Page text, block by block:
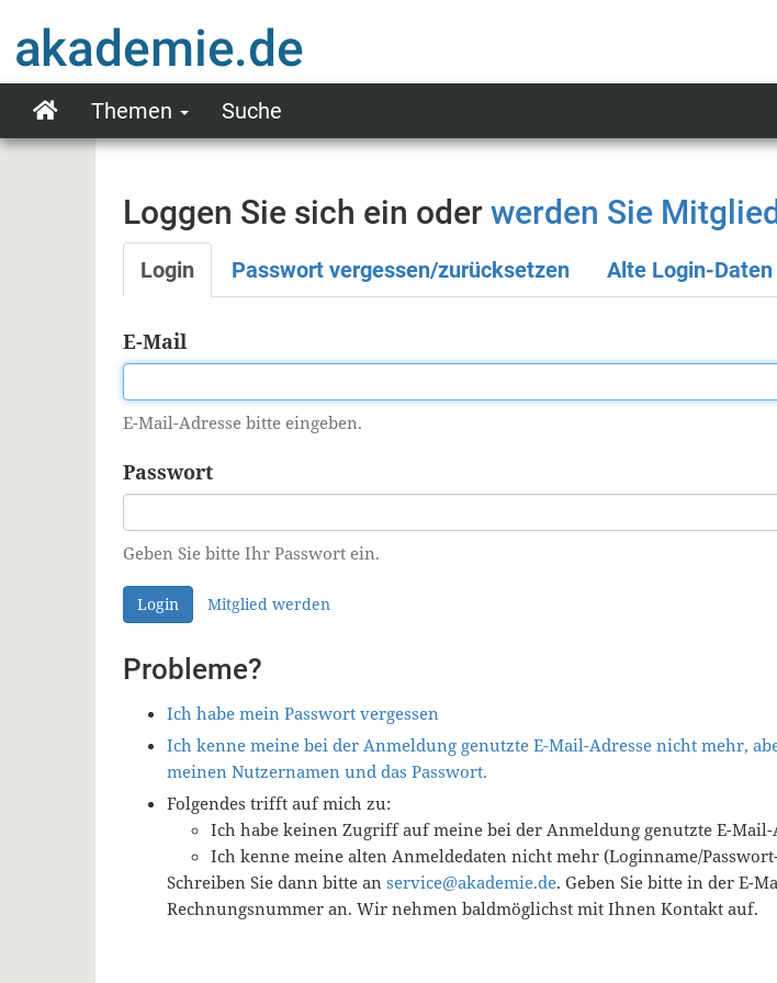
zum
Inhalt
Main
Themen Suche
Loggen Sie sich ein oder werden Sie Mitglied
Primäre
Reiter
Login Passwort vergessen/zurücksetzen Alte Login-Daten
E-Mail
E-Mail-Adresse bitte eingeben.
Passwort
Geben Sie bitte Ihr Passwort ein.
Login Mitglied werden
Probleme?
Ich habe mein Passwort vergessen
Ich kenne meine bei der Anmeldung genutzte E-Mail-Adresse nicht mehr,
meinen Nutzernamen und das Passwort.
Folgendes trifft auf mich zu:
Ich habe keinen Zugriff auf meine bei der Anmeldung genutzte E-Mail-
Ich kenne meine alten Anmeldedaten nicht mehr (Loginname/
Schreiben Sie dann bitte an service@akademie.de. Geben Sie bitte in der E-
Rechnungsnummer an. Wir nehmen baldmöglichst mit Ihnen Kontakt auf.